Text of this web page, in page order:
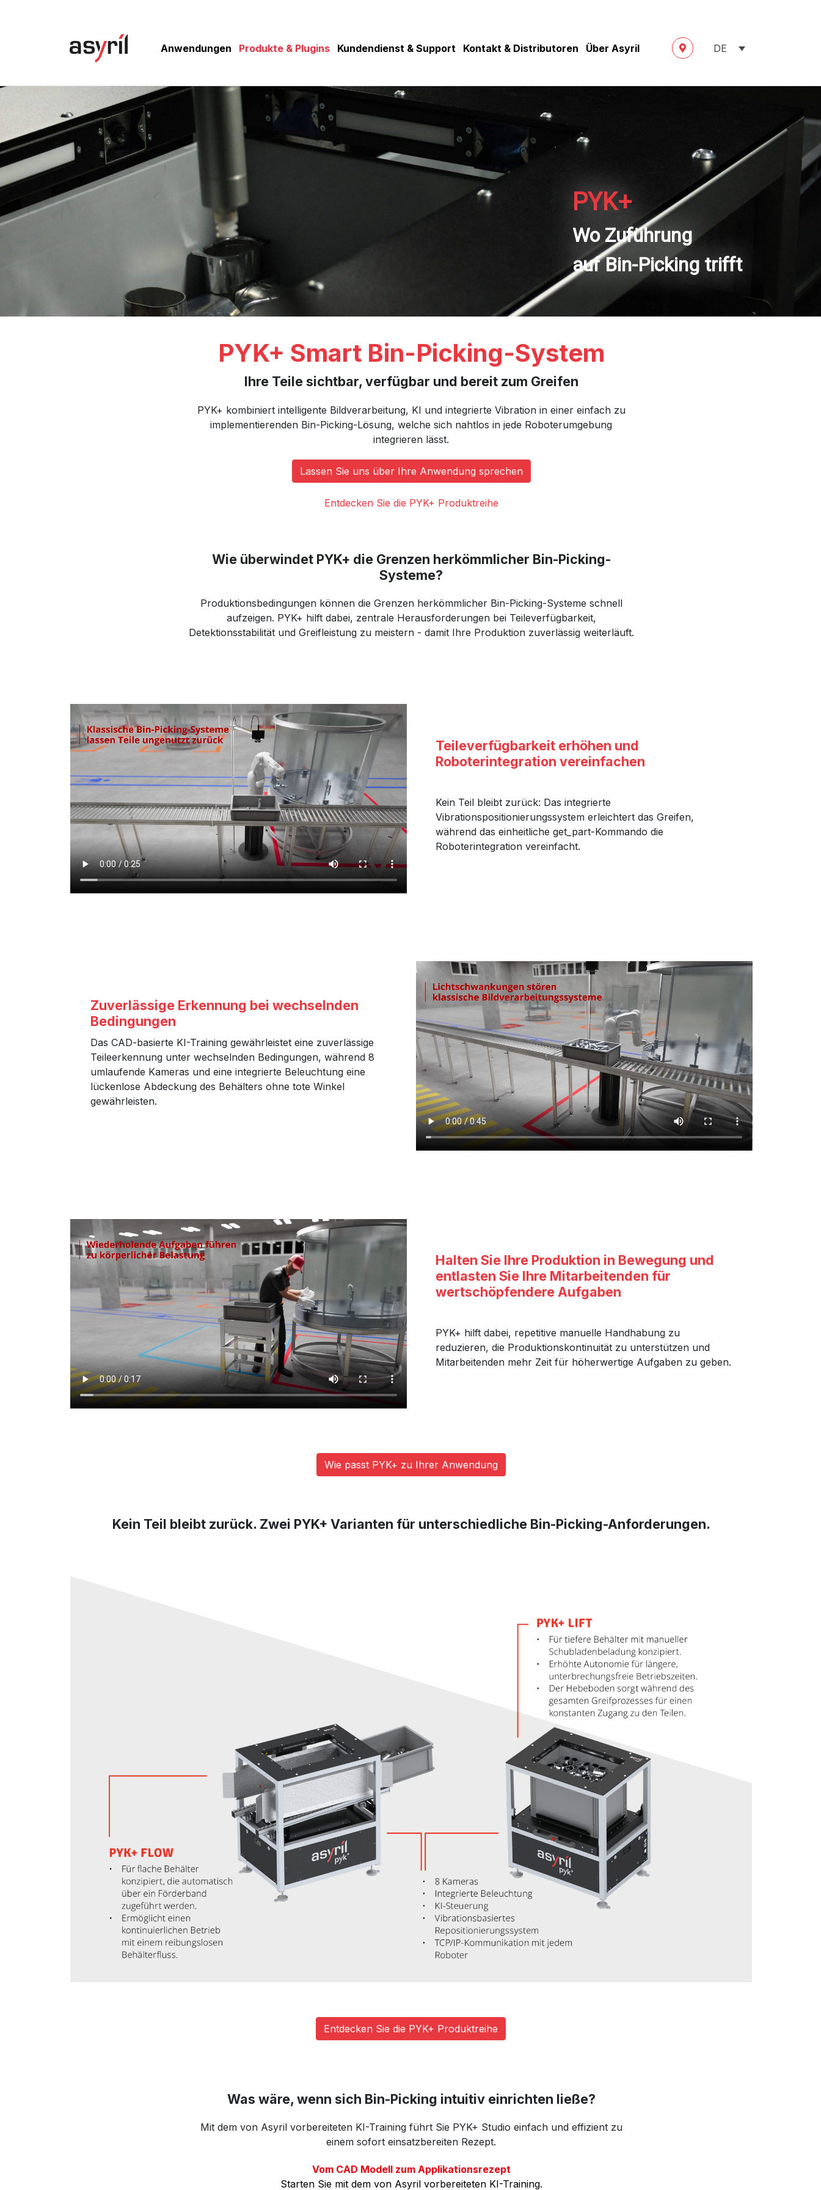
Anwendungen Produkte & Plugins Kundendienst & Support Kontakt & Distributoren Über Asyril DE
PYK+
Wo Zuführung
auf Bin-Picking trifft
PYK+ Smart Bin-Picking-System
Ihre Teile sichtbar, verfügbar und bereit zum Greifen
PYK+ kombiniert intelligente Bildverarbeitung, KI und integrierte Vibration in einer einfach zu
implementierenden Bin-Picking-Lösung, welche sich nahtlos in jede Roboterumgebung
integrieren lässt.
Lassen Sie uns über Ihre Anwendung sprechen
Entdecken Sie die PYK+ Produktreihe
Wie überwindet PYK+ die Grenzen herkömmlicher Bin-Picking-
Systeme?
Produktionsbedingungen können die Grenzen herkömmlicher Bin-Picking-Systeme schnell
aufzeigen. PYK+ hilft dabei, zentrale Herausforderungen bei Teileverfügbarkeit,
Detektionsstabilität und Greifleistung zu meistern - damit Ihre Produktion zuverlässig weiterläuft.
Teileverfügbarkeit erhöhen und
Roboterintegration vereinfachen
Kein Teil bleibt zurück: Das integrierte
Vibrationspositionierungssystem erleichtert das Greifen,
während das einheitliche get_part-Kommando die
Roboterintegration vereinfacht.
Zuverlässige Erkennung bei wechselnden
Bedingungen
Das CAD-basierte KI-Training gewährleistet eine zuverlässige
Teileerkennung unter wechselnden Bedingungen, während 8
umlaufende Kameras und eine integrierte Beleuchtung eine
lückenlose Abdeckung des Behälters ohne tote Winkel
gewährleisten.
Halten Sie Ihre Produktion in Bewegung und
entlasten Sie Ihre Mitarbeitenden für
wertschöpfendere Aufgaben
PYK+ hilft dabei, repetitive manuelle Handhabung zu
reduzieren, die Produktionskontinuität zu unterstützen und
Mitarbeitenden mehr Zeit für höherwertige Aufgaben zu geben.
Wie passt PYK+ zu Ihrer Anwendung
Kein Teil bleibt zurück. Zwei PYK+ Varianten für unterschiedliche Bin-Picking-Anforderungen.
Entdecken Sie die PYK+ Produktreihe
Was wäre, wenn sich Bin-Picking intuitiv einrichten ließe?
Mit dem von Asyril vorbereiteten KI-Training führt Sie PYK+ Studio einfach und effizient zu
einem sofort einsatzbereiten Rezept.
Vom CAD Modell zum Applikationsrezept
Starten Sie mit dem von Asyril vorbereiteten KI-Training.